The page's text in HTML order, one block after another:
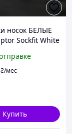
носок БЕЛЫЕ
Sockfit White
манжетом
40 р
₴/мес
Купить